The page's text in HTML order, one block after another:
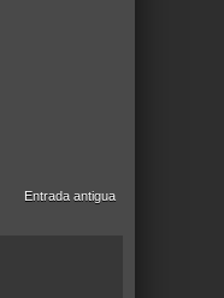
Entrada antigua